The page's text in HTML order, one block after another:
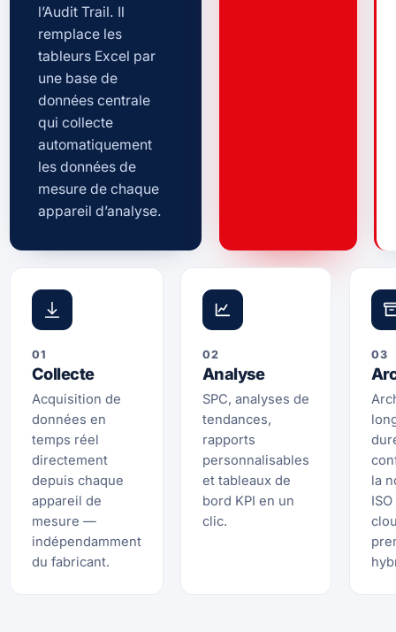
l’Audit Trail. Il
remplace les
tableurs Excel par
une base de
données centrale
qui collecte
automatiquement
les données de
mesure de chaque
appareil d’analyse.
01
Collecte
Acquisition de
données en
temps réel
directement
depuis chaque
appareil de
mesure —
indépendamment
du fabricant.
02
Analyse
SPC, analyses de
tendances,
rapports
personnalisables
et tableaux de
bord KPI en un
clic.
03
la